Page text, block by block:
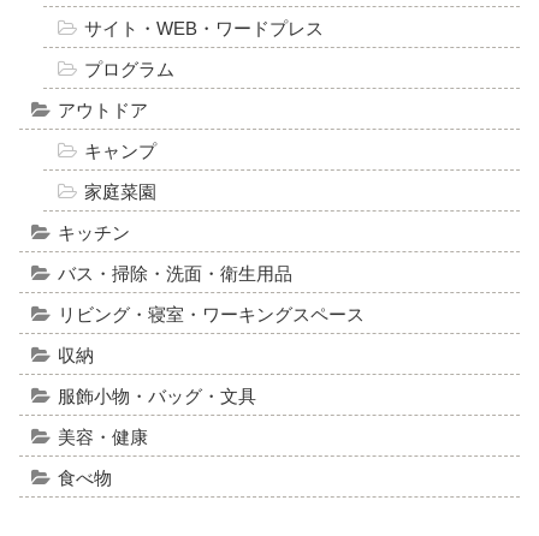
サイト・WEB・ワードプレス
プログラム
アウトドア
キャンプ
家庭菜園
キッチン
バス・掃除・洗面・衛生用品
リビング・寝室・ワーキングスペース
収納
服飾小物・バッグ・文具
美容・健康
食べ物